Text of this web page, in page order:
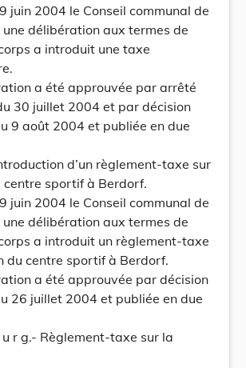
juin 2004 le Conseil communal de
délibération aux termes de
a introduit une taxe
a été approuvée par arrêté
30 juillet 2004 et par décision
9 août 2004 et publiée en due
d’un règlement-taxe sur
centre sportif à Berdorf.
juin 2004 le Conseil communal de
délibération aux termes de
a introduit un règlement-taxe
du centre sportif à Berdorf.
a été approuvée par décision
26 juillet 2004 et publiée en due
u r g.- Règlement-taxe sur la